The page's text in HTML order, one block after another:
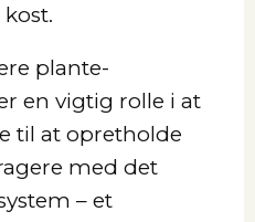
plante-
en vigtig rolle i at
til at opretholde
med det
– et